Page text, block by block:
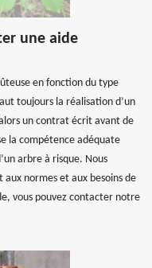
une aide
en fonction du type
toujours la réalisation d’un
un contrat écrit avant de
la compétence adéquate
arbre à risque. Nous
normes et aux besoins de
vous pouvez contacter notre